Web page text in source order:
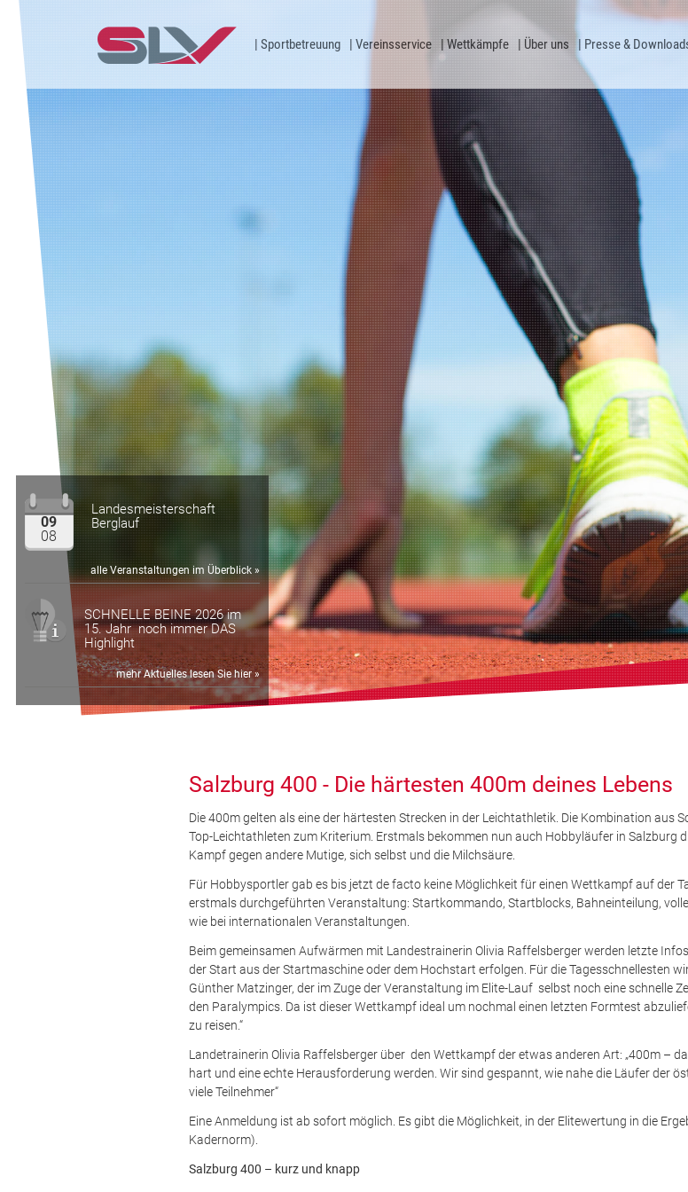
Zum Inhalt
Sportbetreuung Vereinsservice Wettkämpfe Über uns Presse &
09
08
Landesmeisterschaft
Berglauf
alle Veranstaltungen im Überblick »
SCHNELLE BEINE 2026 im
15. Jahr noch immer DAS
Highlight
mehr Aktuelles lesen Sie hier »
Salzburg 400 - Die härtesten 400m deines Lebens
Die 400m gelten als eine der härtesten Strecken in der Leichtathletik. Die Kombination aus
Top-Leichtathleten zum Kriterium. Erstmals bekommen nun auch Hobbyläufer in Salzburg
Kampf gegen andere Mutige, sich selbst und die Milchsäure.
Für Hobbysportler gab es bis jetzt de facto keine Möglichkeit für einen Wettkampf auf der
erstmals durchgeführten Veranstaltung: Startkommando, Startblocks, Bahneinteilung,
wie bei internationalen Veranstaltungen.
Beim gemeinsamen Aufwärmen mit Landestrainerin Olivia Raffelsberger werden letzte
der Start aus der Startmaschine oder dem Hochstart erfolgen. Für die Tagesschnellesten
Günther Matzinger, der im Zuge der Veranstaltung im Elite-Lauf selbst noch eine schnelle
den Paralympics. Da ist dieser Wettkampf ideal um nochmal einen letzten Formtest
zu reisen.“
Landetrainerin Olivia Raffelsberger über den Wettkampf der etwas anderen Art: „400m –
hart und eine echte Herausforderung werden. Wir sind gespannt, wie nahe die Läufer der
viele Teilnehmer“
Eine Anmeldung ist ab sofort möglich. Es gibt die Möglichkeit, in der Elitewertung in die
Kadernorm).
Salzburg 400 – kurz und knapp